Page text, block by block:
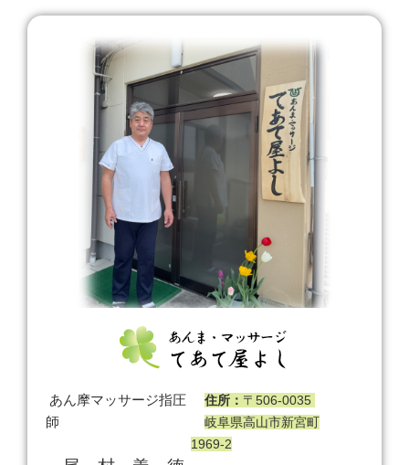
あん摩マッサージ指圧
師
住所： 〒506-0035
岐阜県高山市新宮町
1969-2